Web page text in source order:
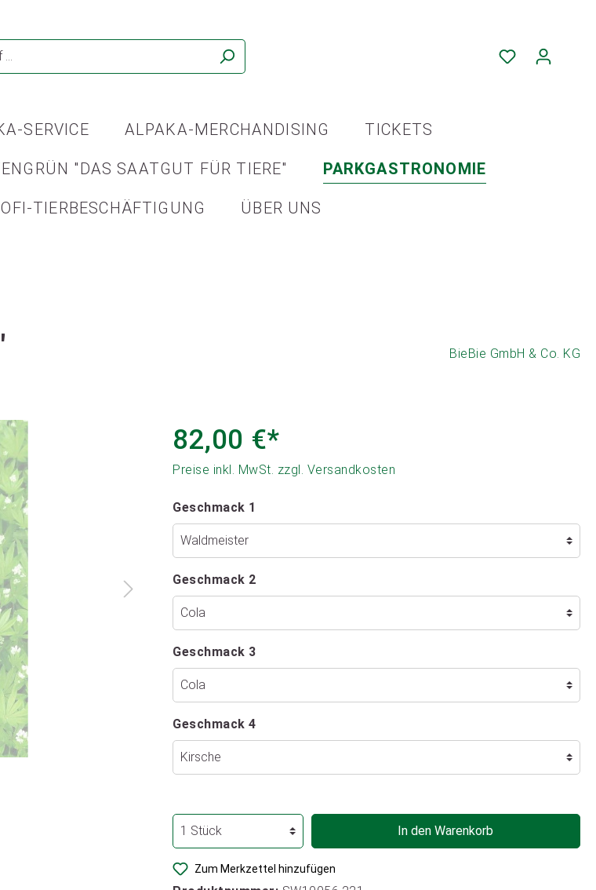
SERVICE ALPAKA-MERCHANDISING TICKETS
"DAS SAATGUT FÜR TIERE" PARKGASTRONOMIE
TIERBESCHÄFTIGUNG ÜBER UNS
BieBie GmbH & Co. KG
82,00 €*
Preise inkl. MwSt. zzgl. Versandkosten
Geschmack 1
Geschmack 2
Geschmack 3
Geschmack 4
In den Warenkorb
Zum Merkzettel hinzufügen